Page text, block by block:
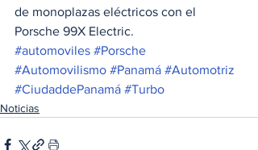
de monoplazas eléctricos con el
Porsche 99X Electric.
#automoviles #Porsche
#Automovilismo #Panamá #Automotriz
#CiudaddePanamá #Turbo
Noticias